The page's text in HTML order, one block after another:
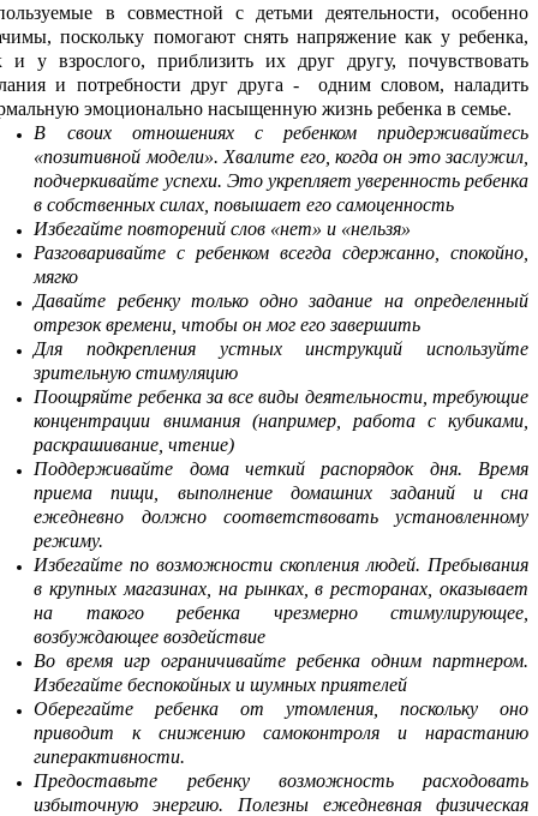
в совместной с детьми деятельности, особенно
поскольку помогают снять напряжение как у ребенка,
и у взрослого, приблизить их друг другу, почувствовать
и потребности друг друга - одним словом, наладить
эмоционально насыщенную жизнь ребенка в семье.
В своих отношениях с ребенком придерживайтесь
«позитивной модели». Хвалите его, когда он это заслужил,
подчеркивайте успехи. Это укрепляет уверенность ребенка
в собственных силах, повышает его самоценность
Избегайте повторений слов «нет» и «нельзя»
Разговаривайте с ребенком всегда сдержанно, спокойно,
мягко
Давайте ребенку только одно задание на определенный
отрезок времени, чтобы он мог его завершить
Для подкрепления устных инструкций используйте
зрительную стимуляцию
Поощряйте ребенка за все виды деятельности, требующие
концентрации внимания (например, работа с кубиками,
раскрашивание, чтение)
Поддерживайте дома четкий распорядок дня. Время
приема пищи, выполнение домашних заданий и сна
ежедневно должно соответствовать установленному
режиму.
Избегайте по возможности скопления людей. Пребывания
в крупных магазинах, на рынках, в ресторанах, оказывает
на такого ребенка чрезмерно стимулирующее,
возбуждающее воздействие
Во время игр ограничивайте ребенка одним партнером.
Избегайте беспокойных и шумных приятелей
Оберегайте ребенка от утомления, поскольку оно
приводит к снижению самоконтроля и нарастанию
гиперактивности.
Предоставьте ребенку возможность расходовать
избыточную энергию. Полезны ежедневная физическая